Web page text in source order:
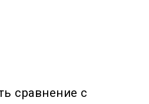
сравнение с